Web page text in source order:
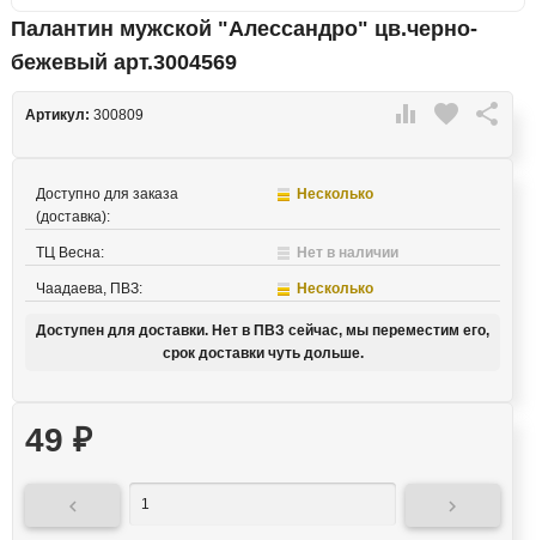
Палантин мужской "Алессандро" цв.черно-
бежевый арт.3004569
 favorite 
Артикул: 300809
Доступно для заказа
(доставка):
Несколько
ТЦ Весна: Нет в наличии
Чаадаева, ПВЗ: Несколько
Доступен для доставки. Нет в ПВЗ сейчас, мы переместим его,
срок доставки чуть дольше.
49 ₽
 